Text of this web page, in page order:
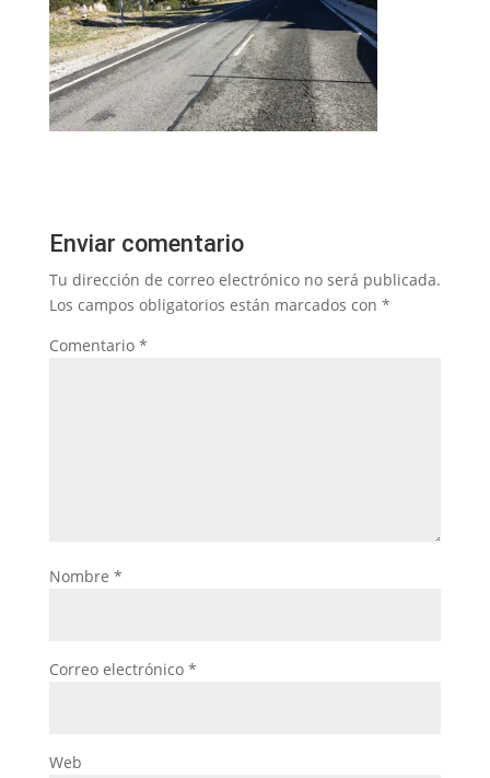
Enviar comentario
Tu dirección de correo electrónico no será publicada.
Los campos obligatorios están marcados con *
Comentario *
Nombre *
Correo electrónico *
Web